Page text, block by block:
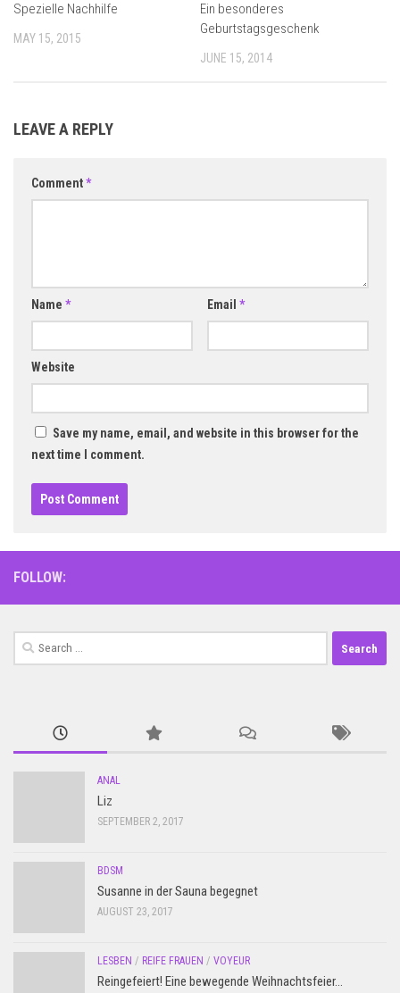
Spezielle Nachhilfe
MAY 15, 2015
Ein besonderes
Geburtstagsgeschenk
JUNE 15, 2014
LEAVE A REPLY
Comment*
Name * Email *
Website
Save my name, email, and website in this browser for the
next time I comment.
FOLLOW:
Search
for:
ANAL
Liz
SEPTEMBER 2, 2017
BDSM
Susanne in der Sauna begegnet
AUGUST 23, 2017
LESBEN / REIFE FRAUEN / VOYEUR
Reingefeiert! Eine bewegende Weihnachtsfeier…